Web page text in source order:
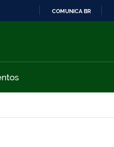
COMUNICA BR